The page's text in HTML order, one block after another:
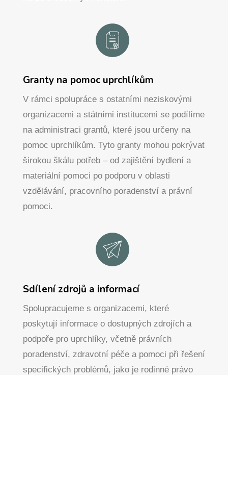
Granty na pomoc uprchlíkům
V rámci spolupráce s ostatními neziskovými
organizacemi a státními institucemi se podílíme
na administraci grantů, které jsou určeny na
pomoc uprchlíkům. Tyto granty mohou pokrývat
širokou škálu potřeb – od zajištění bydlení a
materiální pomoci po podporu v oblasti
vzdělávání, pracovního poradenství a právní
pomoci.
Sdílení zdrojů a informací
Spolupracujeme s organizacemi, které
poskytují informace o dostupných zdrojích a
podpoře pro uprchlíky, včetně právních
poradenství, zdravotní péče a pomoci při řešení
specifických problémů, jako je rodinné právo